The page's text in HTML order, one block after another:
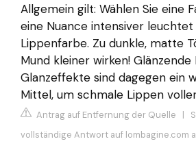
Allgemein gilt: Wählen Sie eine
eine Nuance intensiver leuchtet
Lippenfarbe. Zu dunkle, matte
Mund kleiner wirken! Glänzende
Glanzeffekte sind dagegen ein
Mittel, um schmale Lippen
Antrag auf Entfernung der Quelle |
vollständige Antwort auf lombagine.com